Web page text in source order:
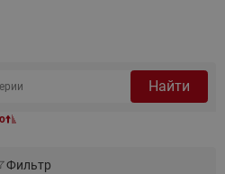
Найти
Фильтр